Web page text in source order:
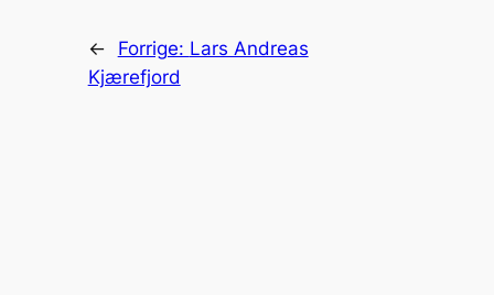
← Forrige: Lars Andreas
Kjærefjord